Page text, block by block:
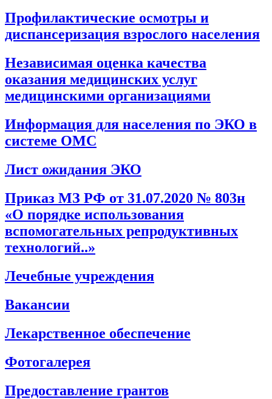
Профилактические осмотры и
диспансеризация взрослого населения
Независимая оценка качества
оказания медицинских услуг
медицинскими организациями
Информация для населения по ЭКО в
системе ОМС
Лист ожидания ЭКО
Приказ МЗ РФ от 31.07.2020 № 803н
«О порядке использования
вспомогательных репродуктивных
технологий..»
Лечебные учреждения
Вакансии
Лекарственное обеспечение
Фотогалерея
Предоставление грантов